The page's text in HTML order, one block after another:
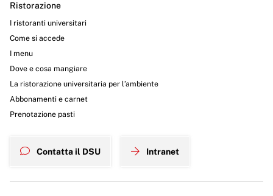
Ristorazione
I ristoranti universitari
Come si accede
I menu
Dove e cosa mangiare
La ristorazione universitaria per l’ambiente
Abbonamenti e carnet
Prenotazione pasti
Contatta il DSU Intranet